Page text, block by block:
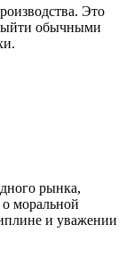
Это
обычными
рынка,
моральной
и уважении